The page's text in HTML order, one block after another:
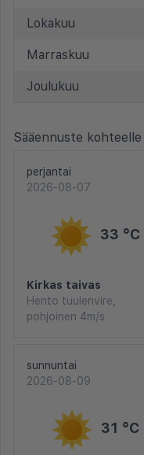
Lokakuu
Marraskuu
Joulukuu
Sääennuste kohteelle
perjantai
2026-08-07
33 °C
Kirkas taivas
Hento tuulenvire,
pohjoinen 4m/s
sunnuntai
2026-08-09
31 °C